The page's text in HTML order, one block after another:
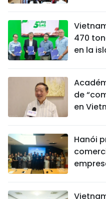
470
en la
de
en
Hanói